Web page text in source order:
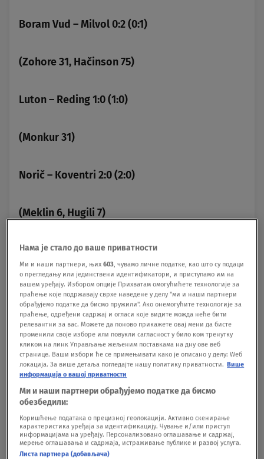
Boram Vud – Milvol 0:2 (0:1)
(Zohore 31, Hačinson 75)
Luton – Reding 1:0 (1:0)
(Monkur 31)
Norič – Koventri 2:0 (2:0)
(Meklin 6, Hugili 7)
Notingem Fores – Kardif 1:0 (1:0)
(Tejlor 3)
Čorli – Derbi Kaunti 2:0 (1:0)
(Hol 10, Kalveli 84)
Everton – Roteram 2:1, posle produžetaka
(Tosun 9, Dukure 93 – Olosund 56)
Нама је стало до ваше приватности
Ми и наши партнери, њих603, чувамо личне податке, као што су подаци
о прегледању или јединствени идентификатори, и приступамо им на
вашем уређају. Избором опције Прихватам омогућићете технологије за
праћење које подржавају сврхе наведене у делу "ми и наши партнери
обрађујемо податке да бисмо пружили". Ако онемогућите технологије за
праћење, одређени садржај и огласи које видите можда неће бити
релевантни за вас. Можете да поново прикажете овај мени да бисте
променили своје изборе или повукли сагласност у било ком тренутку
кликом на линк Управљање жељеним поставкама на дну ове веб
странице. Ваши избори ће се примењивати како је описано у делу: Wеб
локација. За више детаља погледајте нашу политику приватности. Више
информација о вашој приватности
Ми и наши партнери обрађујемо податке да бисмо
обезбедили:
Коришћење података о прецизној геолокацији. Активно скенирање
карактеристика уређаја за идентификацију. Чување и/или приступ
информацијама на уређају. Персонализовано оглашавање и садржај,
мерење оглашавања и садржаја, истраживање публике и развој услуга.
Листа партнера (добављача)